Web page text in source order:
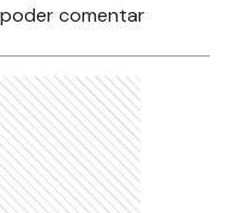
comentar